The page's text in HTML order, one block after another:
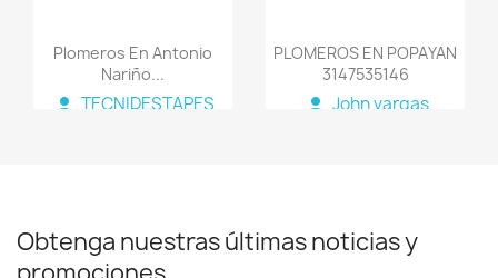
Plomeros En Antonio
Nariño...
person TECNIDESTAPES
PLOMEROS EN POPAYAN
3147535146
person John vargas
Obtenga nuestras últimas noticias y